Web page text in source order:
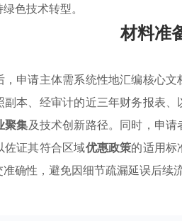
色技术转型。
材料准
申请主体需系统性地汇编核心
本、经审计的近三年财务报表、
聚集及技术创新路径。同时，申请
佐证其符合区域优惠政策的适用标
确性，避免因细节疏漏延误后续